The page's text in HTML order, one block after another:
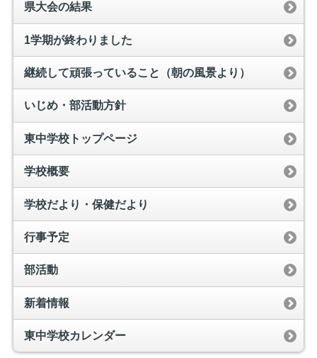
県大会の結果
1学期が終わりました
継続して頑張っていること（朝の風景より）
いじめ・部活動方針
東中学校トップページ
学校概要
学校だより・保健だより
行事予定
部活動
新着情報
東中学校カレンダー